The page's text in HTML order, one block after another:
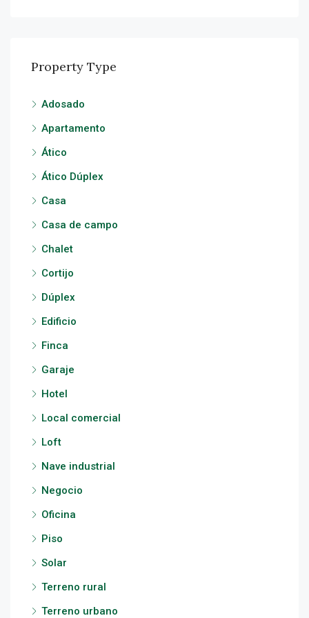
Property Type
Adosado
Apartamento
Ático
Ático Dúplex
Casa
Casa de campo
Chalet
Cortijo
Dúplex
Edificio
Finca
Garaje
Hotel
Local comercial
Loft
Nave industrial
Negocio
Oficina
Piso
Solar
Terreno rural
Terreno urbano